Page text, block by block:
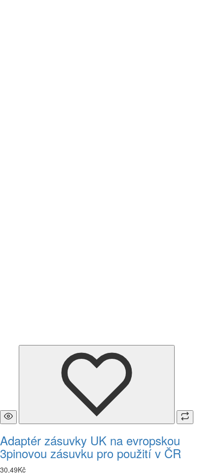
Adaptér zásuvky UK na evropskou
3pinovou zásuvku pro použití v ČR
30,49Kč